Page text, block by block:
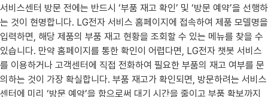
서비스센터 방문 전에는 반드시 ‘부품 재고 확인’ 및 ‘방문 예약’을 선행하
는 것이 현명합니다. LG전자 서비스 홈페이지에 접속하여 제품 모델명을
입력하면, 해당 제품의 부품 재고 현황을 조회할 수 있는 메뉴를 찾을 수
있습니다. 만약 홈페이지를 통한 확인이 어렵다면, LG전자 챗봇 서비스
를 이용하거나 고객센터에 직접 전화하여 필요한 부품의 재고 여부를 문
의하는 것이 가장 확실합니다. 부품 재고가 확인되면, 방문하려는 서비스
센터에 미리 ‘방문 예약’을 함으로써 대기 시간을 줄이고 부품 확보까지